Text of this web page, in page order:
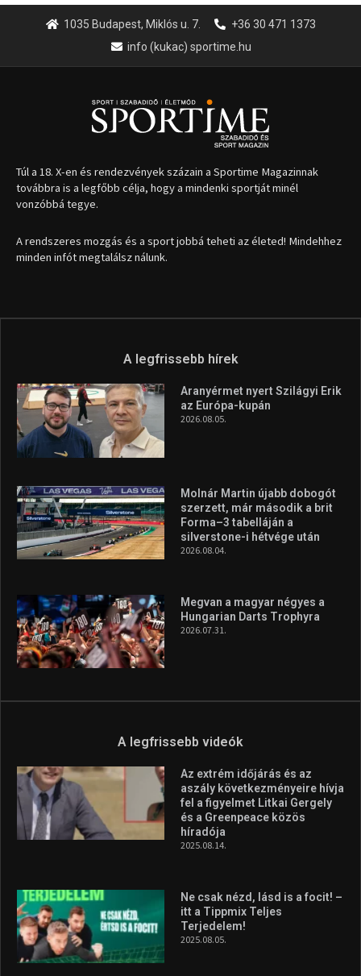
1035 Budapest, Miklós u. 7.
+36 30 471 1373
info (kukac) sportime.hu
Túl a 18. X-en és rendezvények százain a Sportime Magazinnak
továbbra is a legfőbb célja, hogy a mindenki sportját minél
vonzóbbá tegye.
A rendszeres mozgás és a sport jobbá teheti az életed! Mindehhez
minden infót megtalálsz nálunk.
A legfrissebb hírek
Aranyérmet nyert Szilágyi Erik
az Európa-kupán
2026.08.05.
Molnár Martin újabb dobogót
szerzett, már második a brit
Forma–3 tabelláján a
silverstone-i hétvége után
2026.08.04.
Megvan a magyar négyes a
Hungarian Darts Trophyra
2026.07.31.
A legfrissebb videók
Az extrém időjárás és az
aszály következményeire hívja
fel a figyelmet Litkai Gergely
és a Greenpeace közös
híradója
2025.08.14.
Ne csak nézd, lásd is a focit! –
itt a Tippmix Teljes
Terjedelem!
2025.08.05.